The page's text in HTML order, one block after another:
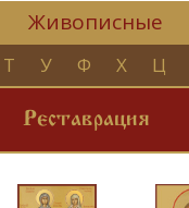
Живописные
Т У Ф Х Ц
Реставрация